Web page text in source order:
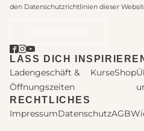
den Datenschutzrichtlinien dieser
LASS DICH
Ladengeschäft &
Öffnungszeiten
KurseShop
RECHTLICHES
ImpressumDatenschutzAGB